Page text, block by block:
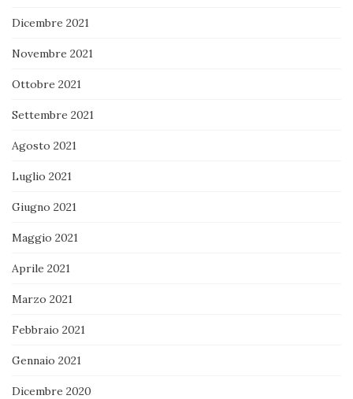
Dicembre 2021
Novembre 2021
Ottobre 2021
Settembre 2021
Agosto 2021
Luglio 2021
Giugno 2021
Maggio 2021
Aprile 2021
Marzo 2021
Febbraio 2021
Gennaio 2021
Dicembre 2020